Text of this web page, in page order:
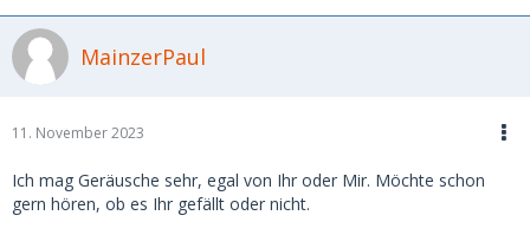
MainzerPaul
11. November 2023
Ich mag Geräusche sehr, egal von Ihr oder Mir. Möchte schon
gern hören, ob es Ihr gefällt oder nicht.